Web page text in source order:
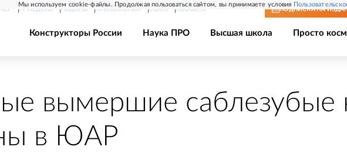
Мы используем cookie-файлы. Продолжая пользоваться сайтом, вы принимаете условия
РГ-НЕДЕЛЯ РОДИНА ПРИЛОЖЕНИЯ СОЮЗ НОВОСТИ ПОДПИСКА НА
Конструкторы России Наука ПРО Высшая школа Просто
вымершие саблезубые
в ЮАР